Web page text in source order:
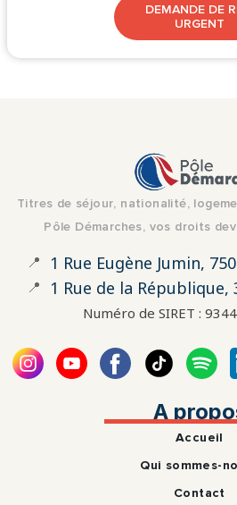
DEMANDE DE
URGENT
Titres de séjour, nationalité,
Pôle Démarches, vos droits
📍 1 Rue Eugène Jumin,
📍 1 Rue de la
Numéro de SIRET :
A
Accueil
Qui sommes-
Contact